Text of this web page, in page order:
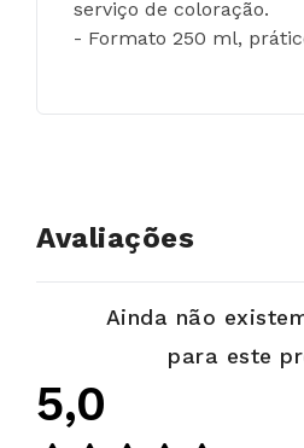
serviço de coloração.
- Formato 250 ml,
Avaliações
Ainda não
para este
5,0